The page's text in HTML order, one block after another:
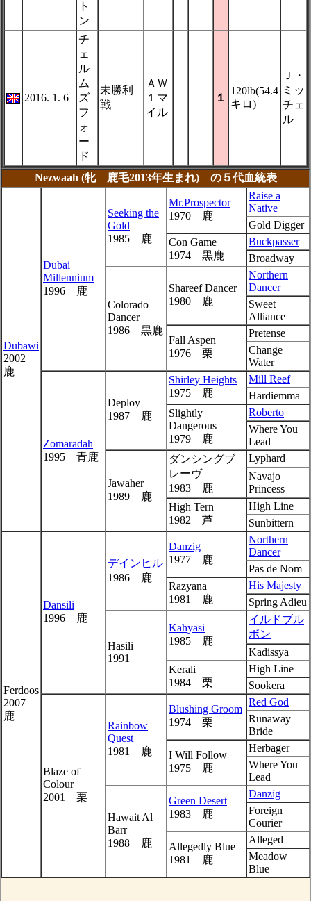
ト
ン
2016. 1. 6
チ
ェ
ル
ム
ズ
フ
ォ
ー
ド
未勝利
戦
ＡＷ
１マ
イル
１
120lb(54.4
キロ)
Ｊ・
ミッ
チェ
ル
Nezwaah (牝 鹿毛2013年生まれ) の５代血統表
Dubawi
2002
鹿
Dubai
Millennium
1996 鹿
Seeking the
Gold
1985 鹿
Mr.Prospector
1970 鹿
Raise a
Native
Gold Digger
Con Game
1974 黒鹿
Buckpasser
Broadway
Colorado
Dancer
1986 黒鹿
Shareef Dancer
1980 鹿
Northern
Dancer
Sweet
Alliance
Fall Aspen
1976 栗
Pretense
Change
Water
Zomaradah
1995 青鹿
Deploy
1987 鹿
Shirley Heights
1975 鹿
Mill Reef
Hardiemma
Slightly
Dangerous
1979 鹿
Roberto
Where You
Lead
Jawaher
1989 鹿
ダンシングブ
レーヴ
1983 鹿
Lyphard
Navajo
Princess
High Tern
1982 芦
High Line
Sunbittern
Ferdoos
2007
鹿
Dansili
1996 鹿
デインヒル
1986 鹿
Danzig
1977 鹿
Northern
Dancer
Pas de Nom
Razyana
1981 鹿
His Majesty
Spring Adieu
Hasili
1991
Kahyasi
1985 鹿
イルドブル
ボン
Kadissya
Kerali
1984 栗
High Line
Sookera
Blaze of
Colour
2001 栗
Rainbow
Quest
1981 鹿
Blushing Groom
1974 栗
Red God
Runaway
Bride
I Will Follow
1975 鹿
Herbager
Where You
Lead
Hawait Al
Barr
1988 鹿
Green Desert
1983 鹿
Danzig
Foreign
Courier
Allegedly Blue
1981 鹿
Alleged
Meadow
Blue